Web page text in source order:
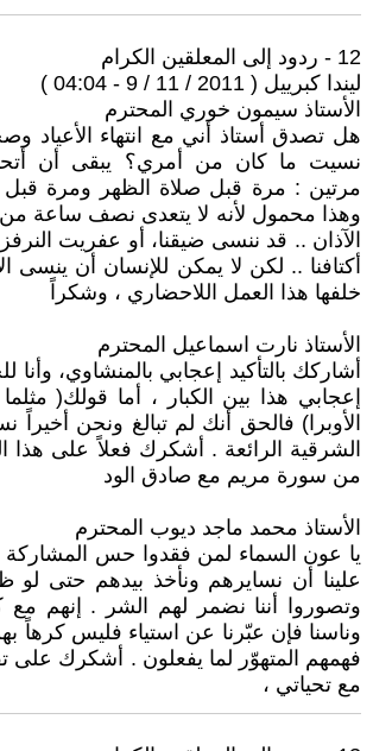
12 - ردود إلى المعلقين الكرام
ليندا كبرييل ( 2011 / 11 / 9 - 04:04 )
الأستاذ سيمون خوري المحترم
هل تصدق أستاذ أني مع انتهاء الأعياد
نسيت ما كان من أمري؟ يبقى أن
مرتين : مرة قبل صلاة الظهر ومرة قبل
وهذا محمول لأنه لا يتعدى نصف ساعة من
الآذان .. قد ننسى ضيقنا، أو عفريت
أكتافنا .. لكن لا يمكن للإنسان أن ينسى
خلفها هذا العمل اللاحضاري ، وشكراً
الأستاذ نارت اسماعيل المحترم
أشاركك بالتأكيد إعجابي بالمنشاوي، وأنا
إعجابي هذا بين الكبار ، أما قولك(
الأوبرا) فالحق أنك لم تبالغ ونحن أخيراً
الشرقية الرائعة . أشكرك فعلاً على هذا
من سورة مريم مع صادق الود
الأستاذ محمد ماجد ديوب المحترم
يا عون السماء لمن فقدوا حس المشاركة
علينا أن نسايرهم ونأخذ بيدهم حتى لو
وتصوروا أننا نضمر لهم الشر . إنهم
وناسنا فإن عبّرنا عن استياء فليس كرهاً
فهمهم المتهوّر لما يفعلون . أشكرك على
مع تحياتي ،